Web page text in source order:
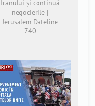
Iranului și continuă
negocierile |
Jerusalem Dateline
740